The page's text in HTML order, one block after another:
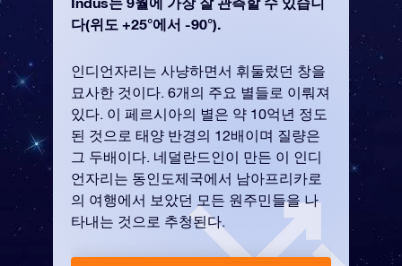
다(위도 +25°에서 -90°).
인디언자리는 사냥하면서 휘둘렀던 창을
묘사한 것이다. 6개의 주요 별들로 이뤄져
있다. 이 페르시아의 별은 약 10억년 정도
된 것으로 태양 반경의 12배이며 질량은
그 두배이다. 네덜란드인이 만든 이 인디
언자리는 동인도제국에서 남아프리카로
의 여행에서 보았던 모든 원주민들을 나
타내는 것으로 추청된다.